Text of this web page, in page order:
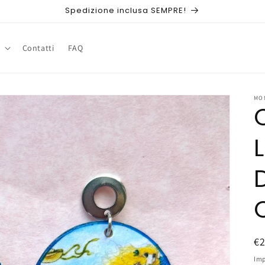
Spedizione inclusa SEMPRE!
Contatti FAQ
di